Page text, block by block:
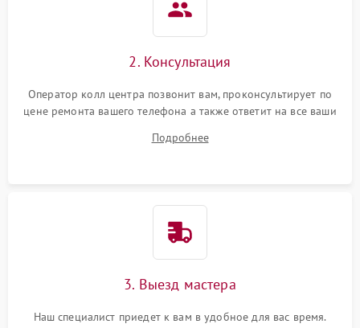
2. Консультация
Оператор колл центра позвонит вам, проконсультирует по
цене ремонта вашего телефона а также ответит на все ваши
Подробнее
3. Выезд мастера
Наш специалист приедет к вам в удобное для вас время.